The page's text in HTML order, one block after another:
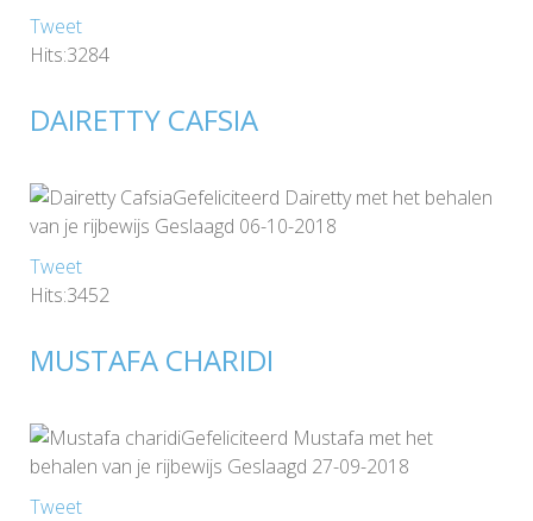
Tweet
Hits:3284
DAIRETTY CAFSIA
Gefeliciteerd Dairetty met het behalen
van je rijbewijs Geslaagd 06-10-2018
Tweet
Hits:3452
MUSTAFA CHARIDI
Gefeliciteerd Mustafa met het
behalen van je rijbewijs Geslaagd 27-09-2018
Tweet